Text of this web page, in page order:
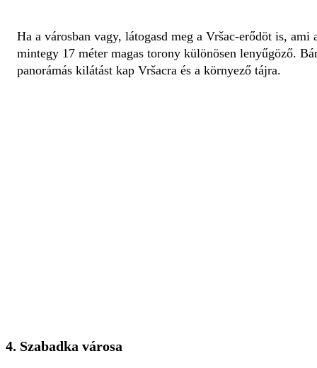
Ha a városban vagy, látogasd meg a Vršac-erődöt is,
mintegy 17 méter magas torony különösen lenyűgöző.
panorámás kilátást kap Vršacra és a környező tájra.
4. Szabadka városa